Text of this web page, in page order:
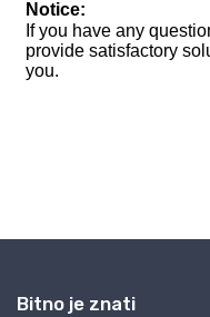
Bitno je znati